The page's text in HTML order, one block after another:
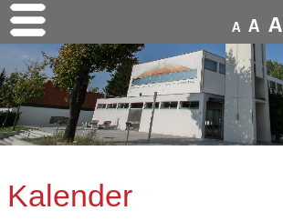
A A A
Kalender